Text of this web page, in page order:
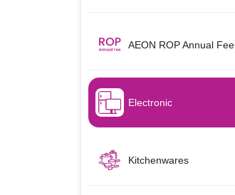
AEON ROP Annual Fee
Electronic
Kitchenwares